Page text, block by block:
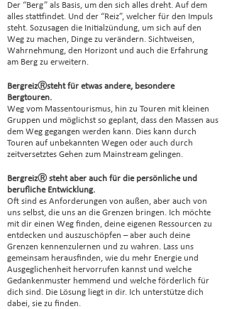
Der “Berg” als Basis, um den sich alles dreht. Auf dem
alles stattfindet. Und der “Reiz”, welcher für den Impuls
steht. Sozusagen die Initialzündung, um sich auf den
Weg zu machen, Dinge zu verändern. Sichtweisen,
Wahrnehmung, den Horizont und auch die Erfahrung
am Berg zu erweitern.
BergreizⓇsteht für etwas andere, besondere
Bergtouren.
Weg vom Massentourismus, hin zu Touren mit kleinen
Gruppen und möglichst so geplant, dass den Massen aus
dem Weg gegangen werden kann. Dies kann durch
Touren auf unbekannten Wegen oder auch durch
zeitversetztes Gehen zum Mainstream gelingen.
BergreizⓇ steht aber auch für die persönliche und
berufliche Entwicklung.
Oft sind es Anforderungen von außen, aber auch von
uns selbst, die uns an die Grenzen bringen. Ich möchte
mit dir einen Weg finden, deine eigenen Ressourcen zu
entdecken und auszuschöpfen – aber auch deine
Grenzen kennenzulernen und zu wahren. Lass uns
gemeinsam herausfinden, wie du mehr Energie und
Ausgeglichenheit hervorrufen kannst und welche
Gedankenmuster hemmend und welche förderlich für
dich sind. Die Lösung liegt in dir. Ich unterstütze dich
dabei, sie zu finden.